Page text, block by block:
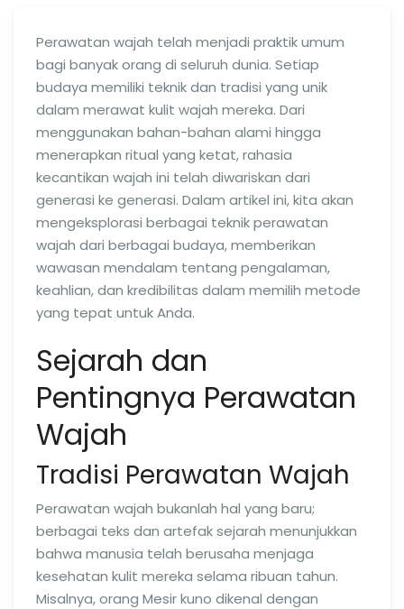
Perawatan wajah telah menjadi praktik umum
bagi banyak orang di seluruh dunia. Setiap
budaya memiliki teknik dan tradisi yang unik
dalam merawat kulit wajah mereka. Dari
menggunakan bahan-bahan alami hingga
menerapkan ritual yang ketat, rahasia
kecantikan wajah ini telah diwariskan dari
generasi ke generasi. Dalam artikel ini, kita akan
mengeksplorasi berbagai teknik perawatan
wajah dari berbagai budaya, memberikan
wawasan mendalam tentang pengalaman,
keahlian, dan kredibilitas dalam memilih metode
yang tepat untuk Anda.
Sejarah dan
Pentingnya Perawatan
Wajah
Tradisi Perawatan Wajah
Perawatan wajah bukanlah hal yang baru;
berbagai teks dan artefak sejarah menunjukkan
bahwa manusia telah berusaha menjaga
kesehatan kulit mereka selama ribuan tahun.
Misalnya, orang Mesir kuno dikenal dengan